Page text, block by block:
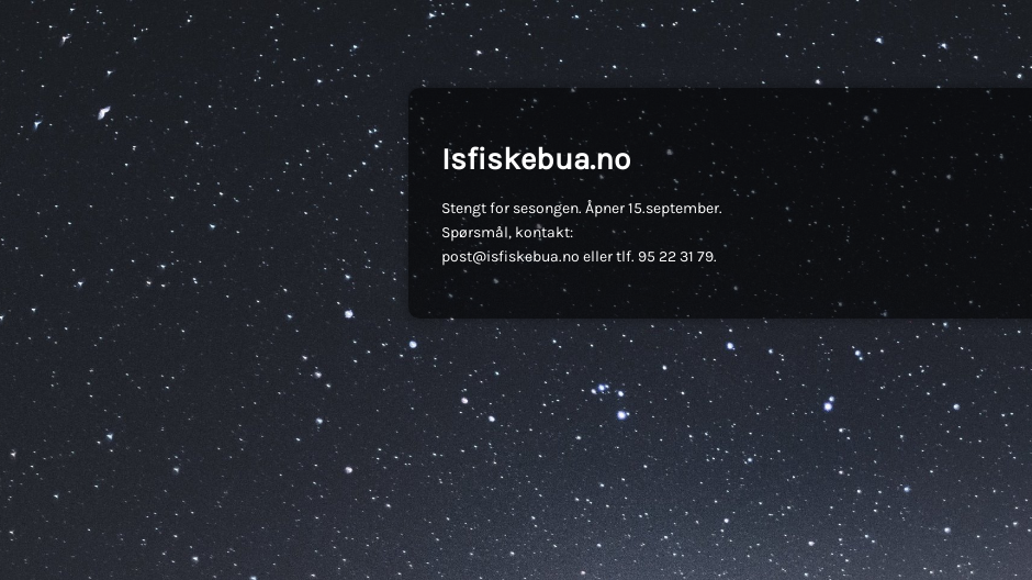
Isfiskebua.no
Stengt for sesongen. Åpner 15.september.
Spørsmål, kontakt:
post@isfiskebua.no eller tlf. 95 22 31 79.